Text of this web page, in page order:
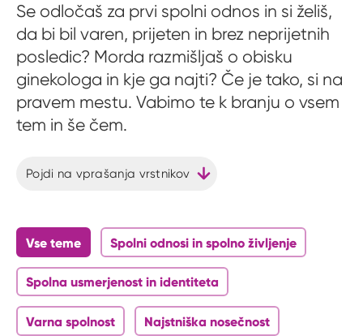
Se odločaš za prvi spolni odnos in si želiš,
da bi bil varen, prijeten in brez neprijetnih
posledic? Morda razmišljaš o obisku
ginekologa in kje ga najti? Če je tako, si na
pravem mestu. Vabimo te k branju o vsem
tem in še čem.
Pojdi na vprašanja vrstnikov
Vse teme Spolni odnosi in spolno življenje
Spolna usmerjenost in identiteta
Varna spolnost Najstniška nosečnost